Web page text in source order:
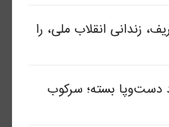
زندانی انقلاب ملی، را
دست‌وپا بسته؛ سرکوب